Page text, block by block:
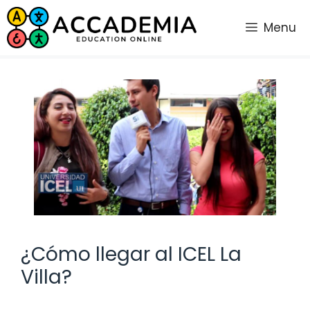
Saltar
al
contenido
Menu
¿Cómo llegar al ICEL La
Villa?